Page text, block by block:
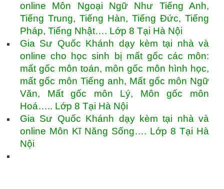
online Môn Ngoại Ngữ Như Tiếng Anh,
Tiếng Trung, Tiếng Hàn, Tiếng Đức, Tiếng
Pháp, Tiếng Nhật…. Lớp 8 Tại Hà Nội
Gia Sư Quốc Khánh dạy kèm tại nhà và
online cho học sinh bị mất gốc các môn:
mất gốc môn toán, môn gốc môn hình học,
mất gốc môn Tiếng anh, Mất gốc môn Ngữ
Văn, Mất gốc môn Lý, Môn gốc môn
Hoá….. Lớp 8 Tại Hà Nội
Gia Sư Quốc Khánh dạy kèm tại nhà và
online Môn Kĩ Năng Sống…. Lớp 8 Tại Hà
Nội